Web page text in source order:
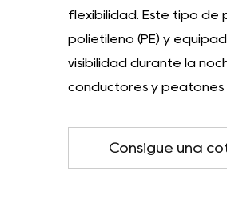
flexibilidad. Este tipo de
polietileno (PE) y
visibilidad durante la
conductores y
Consigue una